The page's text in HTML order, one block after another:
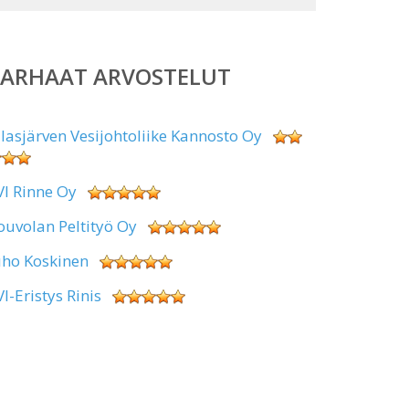
ARVOSTELUT
Vesijohtoliike Kannosto Oy
Rinne Oy
Peltityö Oy
Koskinen
Eristys Rinis